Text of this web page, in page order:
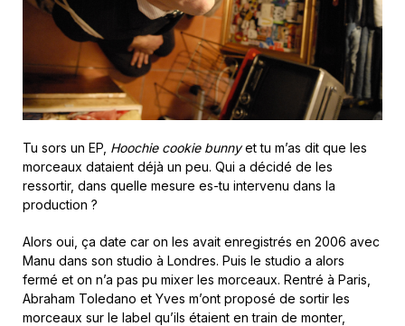
Tu sors un EP, Hoochie cookie bunnyet tu m’as dit que les
morceaux dataient déjà un peu. Qui a décidé de les
ressortir, dans quelle mesure es-tu intervenu dans la
production ?
Alors oui, ça date car on les avait enregistrés en 2006 avec
Manu dans son studio à Londres. Puis le studio a alors
fermé et on n’a pas pu mixer les morceaux. Rentré à Paris,
Abraham Toledano et Yves m’ont proposé de sortir les
morceaux sur le label qu’ils étaient en train de monter,